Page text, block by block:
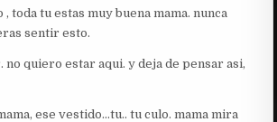
toda tu estas muy buena mama. nunca
sentir esto.
no quiero estar aqui. y deja de pensar asi,
ese vestido…tu.. tu culo. mama mira